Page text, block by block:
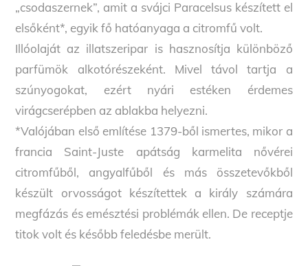
„csodaszernek”, amit a svájci Paracelsus készített el
elsőként*, egyik fő hatóanyaga a citromfű volt.
Illóolaját az illatszeripar is hasznosítja különböző
parfümök alkotórészeként. Mivel távol tartja a
szúnyogokat, ezért nyári estéken érdemes
virágcserépben az ablakba helyezni.
*Valójában első említése 1379-ből ismertes, mikor a
francia Saint-Juste apátság karmelita nővérei
citromfűből, angyalfűből és más összetevőkből
készült orvosságot készítettek a király számára
megfázás és emésztési problémák ellen. De receptje
titok volt és később feledésbe merült.